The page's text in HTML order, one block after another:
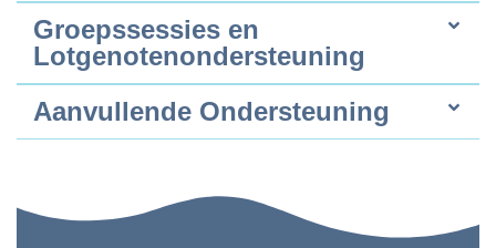
Groepssessies en
Lotgenotenondersteuning
Aanvullende Ondersteuning